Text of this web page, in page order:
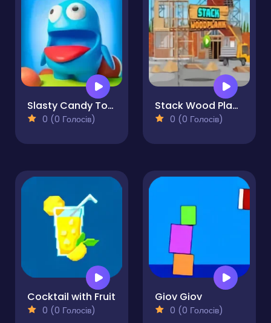
Slasty Candy Tower
0 (0 Голосів)
Stack Wood Planks Pro
0 (0 Голосів)
Cocktail with Fruit
0 (0 Голосів)
Giov Giov
0 (0 Голосів)